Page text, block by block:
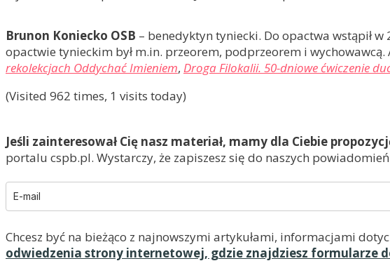
Brunon Koniecko OSB – benedyktyn tyniecki. Do opactwa wstąpił
opactwie tynieckim był m.in. przeorem, podprzeorem i wychowawcą.
rekolekcjach Oddychać Imieniem, Droga Filokalii. 50-dniowe ćwiczenie
(Visited 962 times, 1 visits today)
Jeśli zainteresował Cię nasz materiał, mamy dla Ciebie
portalu cspb.pl. Wystarczy, że zapiszesz się do naszych
Chcesz być na bieżąco z najnowszymi artykułami, informacjami
odwiedzenia strony internetowej, gdzie znajdziesz formularze